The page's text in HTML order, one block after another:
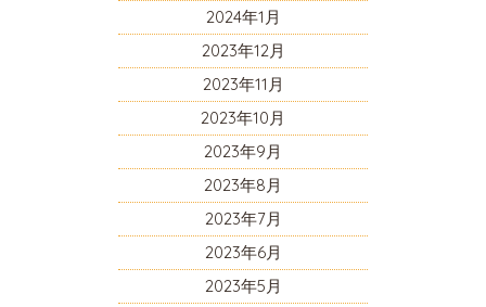
2024年1月
2023年12月
2023年11月
2023年10月
2023年9月
2023年8月
2023年7月
2023年6月
2023年5月